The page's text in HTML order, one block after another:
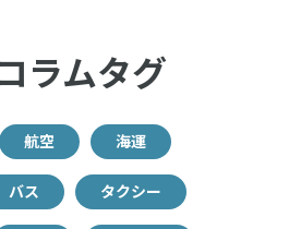
ラムタグ
航空 海運
バス タクシー